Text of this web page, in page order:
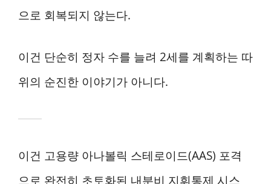
으로 회복되지 않는다.
이건 단순히 정자 수를 늘려 2세를 계획하는 따
위의 순진한 이야기가 아니다.
이건 고용량 아나볼릭 스테로이드(AAS) 포격
으로 완전히 초토화된 내분비 지휘통제 시스